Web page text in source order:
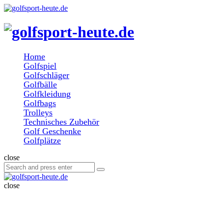
Menu
golfsport-
Home
Golfspiel
Golfschläger
Golfbälle
Golfkleidung
Golfbags
Trolleys
Technisches Zubehör
Golf Geschenke
Golfplätze
Search
close
Search
for:
Search
golfsport-
close